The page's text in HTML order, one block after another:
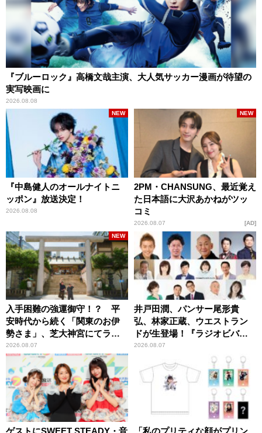
『ブルーロック』高橋文哉主演、大人気サッカー漫画が待望の
実写映画に
2026.08.08
『中島健人のオールナイトニ
ッポン』放送決定！
2026.08.08
NEW
2PM・CHANSUNG、最近覚え
た日本語に大沢あかねがツッ
コミ
2026.08.07
NEW
AD
入手困難の強運御守！？ 平
安時代から続く「関東のお伊
勢さま」、芝大神宮にてラン
パンプスが合格祈願！
2026.08.07
NEW
井戸田潤、パンサー尾形貴
弘、林家正蔵、ウエストラン
ドが生登場！『ラジオビバリ
ー昼ズ』
2026.08.07